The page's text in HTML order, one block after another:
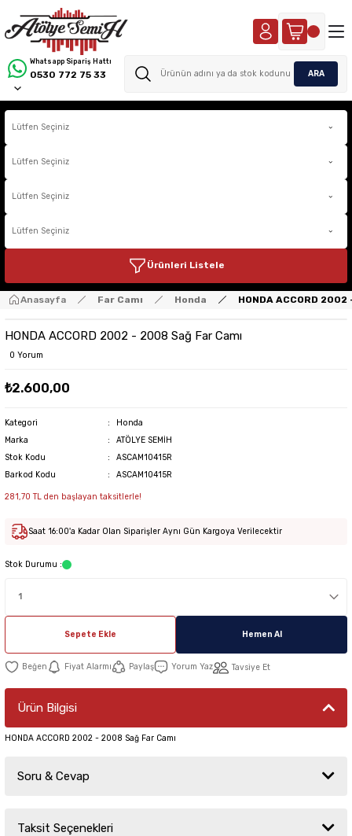
Whatsapp Sipariş Hattı
0530 772 75 33 ARA
Ürünleri Listele
Anasayfa Far Camı Honda HONDA ACCORD
HONDA ACCORD 2002 - 2008 Sağ Far Camı
0 Yorum
₺2.600,00
Kategori
Honda
Marka
ATÖLYE SEMİH
Stok Kodu
ASCAM10415R
Barkod Kodu
ASCAM10415R
281,70 TL den başlayan taksitlerle!
Saat 16:00'a Kadar Olan Siparişler Aynı Gün Kargoya Verilecektir
Stok Durumu :
Sepete Ekle Hemen Al
Fiyat Alarmı Paylaş Yorum Yaz Tavsiye Et
Ürün Bilgisi
HONDA ACCORD 2002 - 2008 Sağ Far Camı
Soru & Cevap
Ürün hakkında henüz soru sorulmamış.
Taksit Seçenekleri